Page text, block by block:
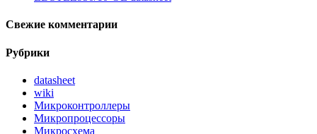
Свежие комментарии
Рубрики
datasheet
wiki
Микроконтроллеры
Микропроцессоры
Микросхема